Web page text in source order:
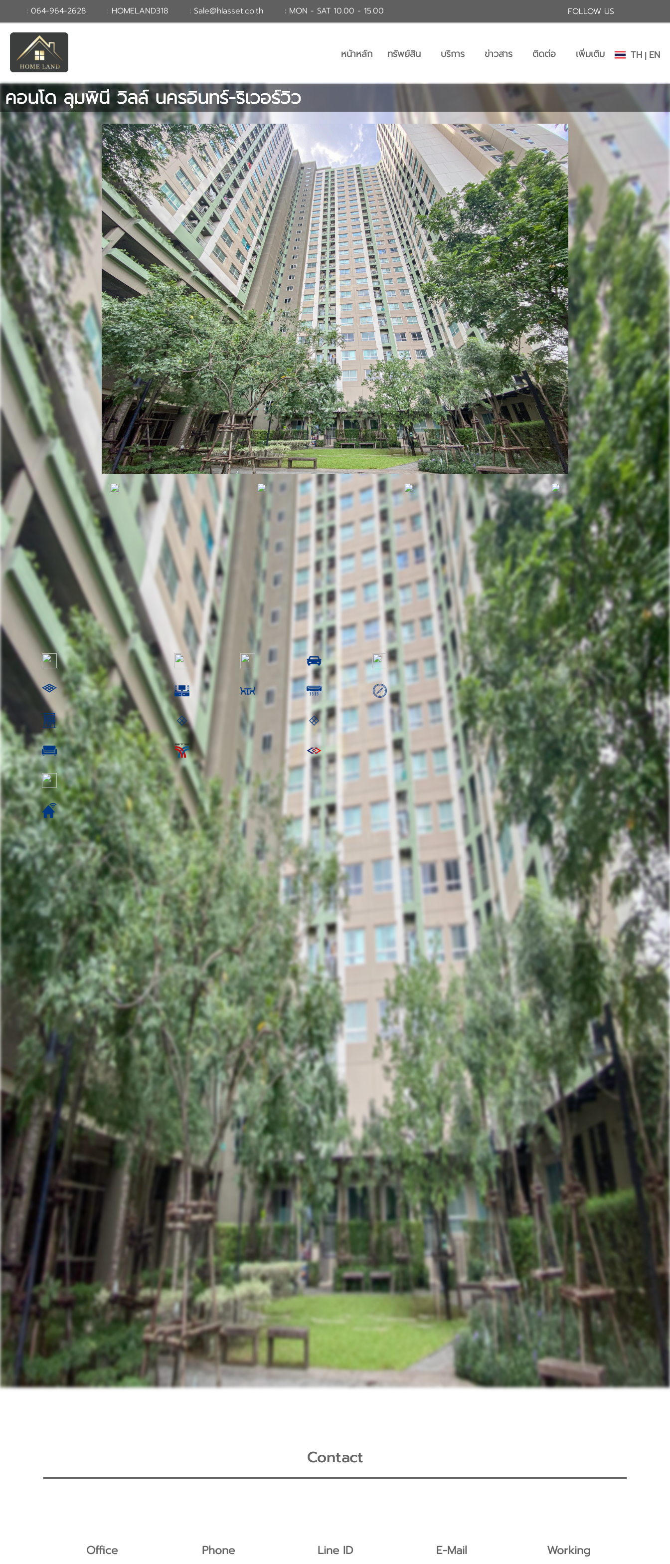
TH | EN
ระบบ
หรือ
สมัคร
สมาชิก
หน้าหลัก ทรัพย์สิน
บริการ
ข่าวสาร
ติดต่อ เพิ่มเติม
: 064-964-2628 : HOMELAND318 : Sale@hlasset.co.th : MON - SAT 10.00 - 15.00 FOLLOW US
หน้าหลัก ทรัพย์สิน บริการ ข่าวสาร ติดต่อ เพิ่มเติม TH EN
คอนโด ลุมพินี วิลล์ นครอินทร์-ริเวอร์วิว
รหัสทรัพย์BHL503
อัพเดท 3/12/2026 2:14 PM
คอนโด ลุมพินี วิลล์ นครอินทร์-ริเวอร์วิว
ที่ตั้ง: ถ.นครอินทร์ ต.ตลาดขวัญ อ.เมืองนนทบุรี นนทบุรี
1,390,000.00 ฿
ตร.ว.:
26.06 ตร.ม.
อยู่ชั้นที่: 7
ห้องรับแขก ห้องรับแขก:
วิว:
ค่าส่วนกลาง:
1 ห้องนอน 1 ห้องน้ำ
ห้องนั่งเล่น 1 ห้องครัว
1 คัน 26 ชั้น
เครื่อง ทิศ
พื้นที่ชั้นบน:
MRT แยกติวานนท์
คุณ ไอรินทร์
Phone : 099-956-2965
E-Mail : Sale@hlasset.co.th
Line ID :
irin_delivery
Contact Owner
ส่งข้อมูล
Share
Contact
Office Phone Line ID E-Mail Working